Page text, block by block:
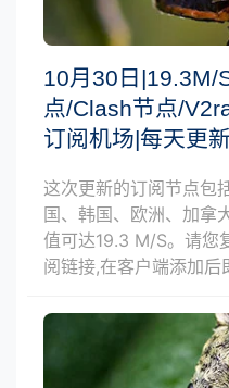
10月30日|19.3M/
点/Clash节点/
订阅机场|每天更
这次更新的订阅节点包
国、韩国、欧洲、加拿
值可达19.3 M/S。请您
阅链接,在客户端添加后